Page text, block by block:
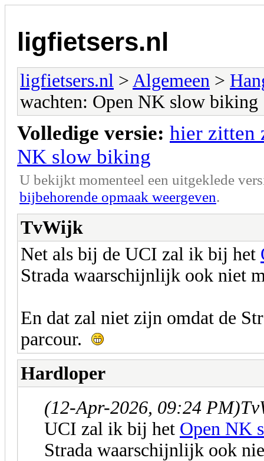
ligfietsers.nl
ligfietsers.nl > Algemeen >
wachten: Open NK slow biking
Volledige versie: hier zitten
NK slow biking
U bekijkt momenteel een uitgeklede
bijbehorende opmaak weergeven.
TvWijk
Net als bij de UCI zal ik bij het
Strada waarschijnlijk ook niet
En dat zal niet zijn omdat de
parcour.
Hardloper
(12-Apr-2026, 09:24 PM)
UCI zal ik bij het Open NK
Strada waarschijnlijk ook